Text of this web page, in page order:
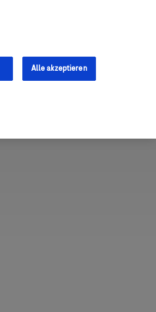
Alle akzeptieren